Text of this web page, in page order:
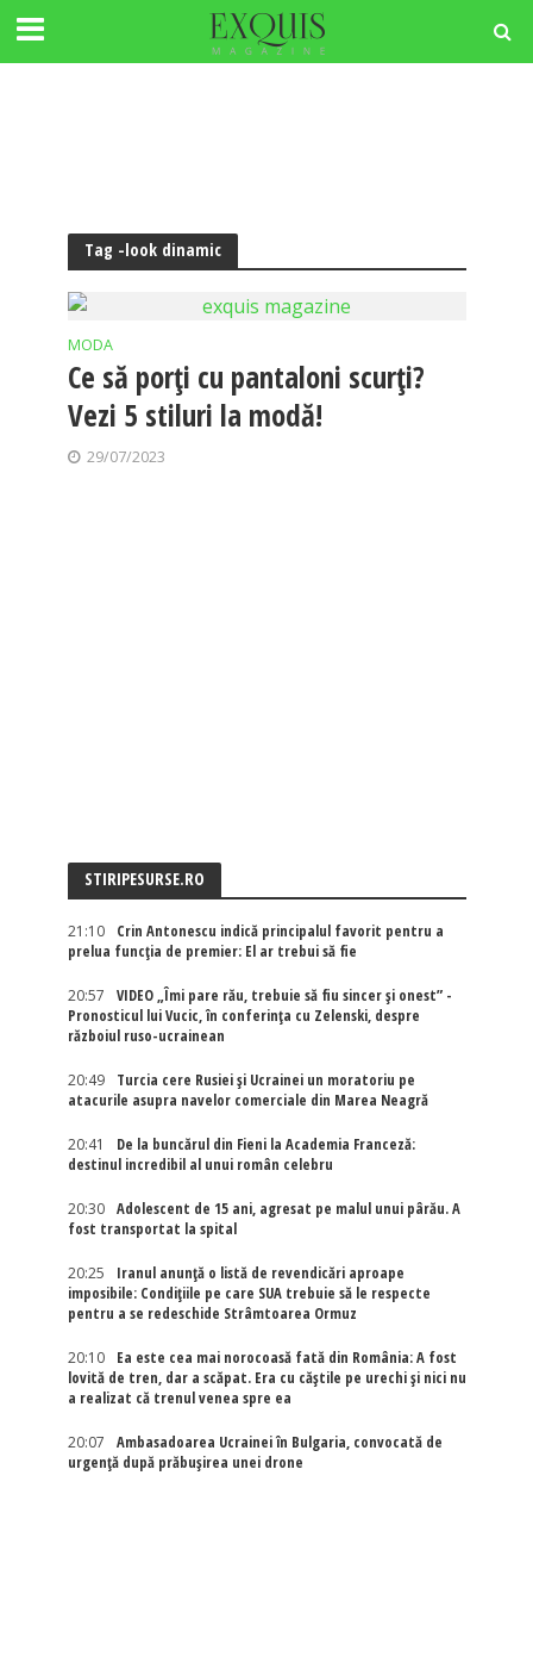
Tag -look dinamic
MODA
Ce să porți cu pantaloni scurți?
Vezi 5 stiluri la modă!
29/07/2023
STIRIPESURSE.RO
21:10
Crin Antonescu indică principalul favorit pentru a
prelua funcția de premier: El ar trebui să fie
20:57
VIDEO „Îmi pare rău, trebuie să fiu sincer și onest” -
Pronosticul lui Vucic, în conferința cu Zelenski, despre
războiul ruso-ucrainean
20:49
Turcia cere Rusiei și Ucrainei un moratoriu pe
atacurile asupra navelor comerciale din Marea Neagră
20:41
De la buncărul din Fieni la Academia Franceză:
destinul incredibil al unui român celebru
20:30
Adolescent de 15 ani, agresat pe malul unui pârău. A
fost transportat la spital
20:25
Iranul anunță o listă de revendicări aproape
imposibile: Condițiile pe care SUA trebuie să le respecte
pentru a se redeschide Strâmtoarea Ormuz
20:10
Ea este cea mai norocoasă fată din România: A fost
lovită de tren, dar a scăpat. Era cu căștile pe urechi și nici nu
a realizat că trenul venea spre ea
20:07
Ambasadoarea Ucrainei în Bulgaria, convocată de
urgență după prăbușirea unei drone